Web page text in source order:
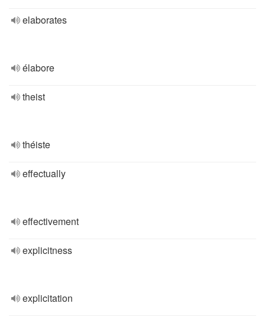
elaborates
élabore
theist
théiste
effectually
effectivement
explicitness
explicitation